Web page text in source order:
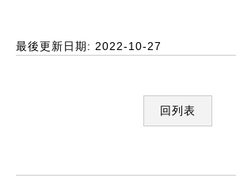
最後更新日期: 2022-10-27
回列表